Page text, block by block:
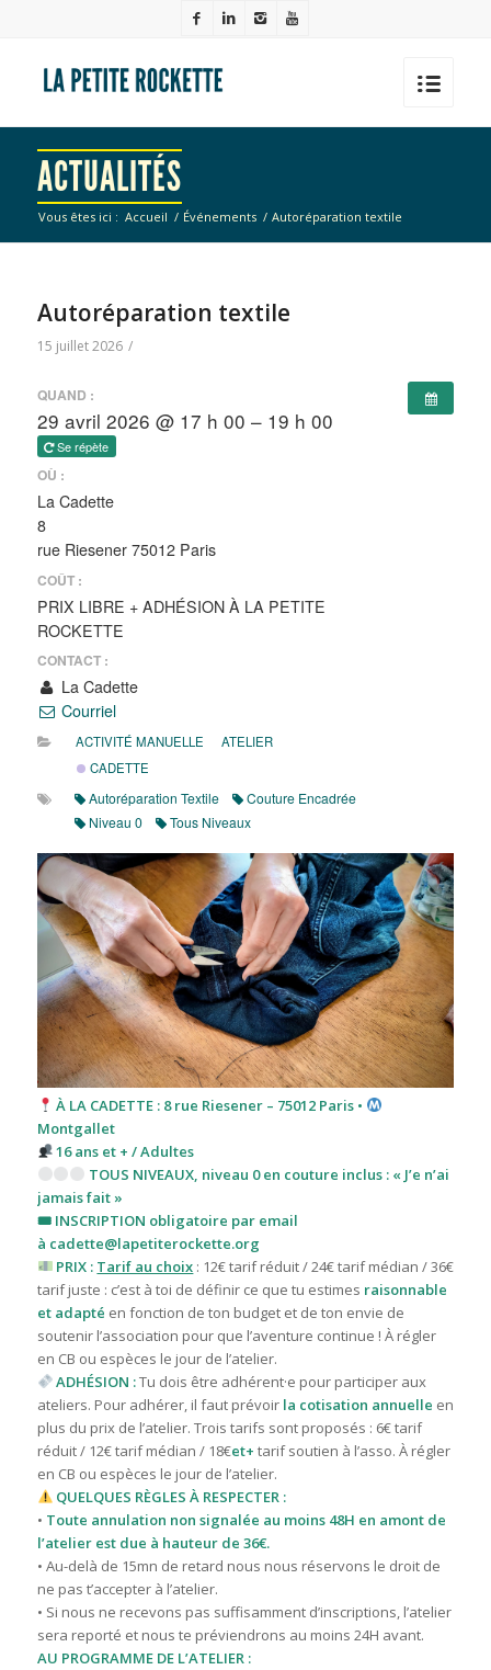
ACTUALITÉS
Vous êtes ici : Accueil / Événements / Autoréparation textile
Autoréparation textile
15 juillet 2026 /
QUAND :
29 avril 2026 @ 17 h 00 – 19 h 00
Se répète
OÙ :
La Cadette
8
rue Riesener 75012 Paris
COÛT :
PRIX LIBRE + ADHÉSION À LA PETITE
ROCKETTE
CONTACT :
La Cadette
Courriel
ACTIVITÉ MANUELLE
ATELIER
CADETTE
Autoréparation Textile
Couture Encadrée
Niveau 0
Tous Niveaux
À LA CADETTE : 8 rue Riesener – 75012 Paris •
Montgallet
16 ans et + / Adultes
TOUS NIVEAUX, niveau 0 en couture inclus : « J’e n’ai
jamais fait »
🎟 INSCRIPTION obligatoire par email
à cadette@lapetiterockette.org
PRIX : Tarif au choix : 12€ tarif réduit / 24€ tarif médian / 36€
tarif juste : c’est à toi de définir ce que tu estimes raisonnable
et adapté en fonction de ton budget et de ton envie de
soutenir l’association pour que l’aventure continue ! À régler
en CB ou espèces le jour de l’atelier.
ADHÉSION :Tu dois être adhérent·e pour participer aux
ateliers. Pour adhérer, il faut prévoir la cotisation annuelle en
plus du prix de l’atelier. Trois tarifs sont proposés : 6€ tarif
réduit / 12€ tarif médian / 18€et+ tarifsoutien à l’asso. À régler
en CB ou espèces le jour de l’atelier.
QUELQUES RÈGLES À RESPECTER :
• Toute annulation non signalée au moins 48H en amont de
l’atelier est due à hauteur de 36€.
• Au-delà de 15mn de retard nous nous réservons le droit de
ne pas t’accepter à l’atelier.
• Si nous ne recevons pas suffisamment d’inscriptions, l’atelier
sera reporté et nous te préviendrons au moins 24H avant.
AU PROGRAMME DE L’ATELIER :